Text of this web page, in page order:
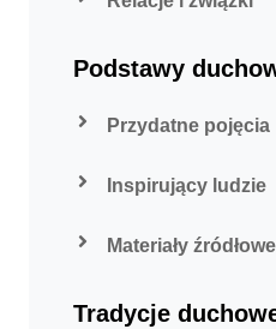
Podstawy
Przydatne pojęcia
Inspirujący ludzie
Materiały źródłowe
Tradycje